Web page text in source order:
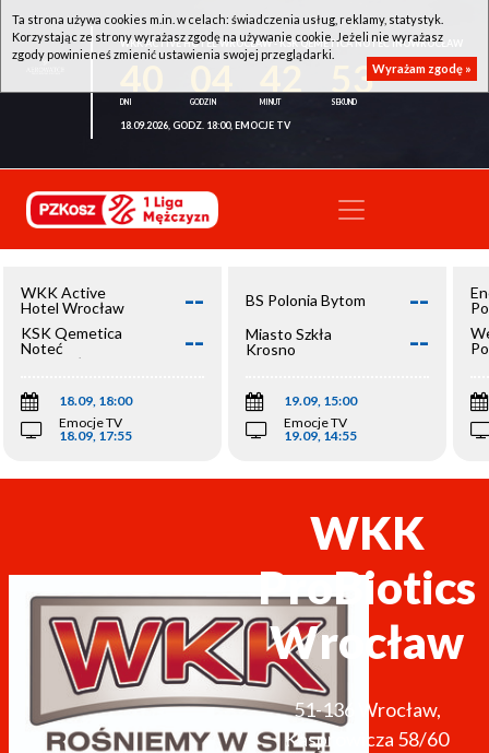
WKK ACTIVE HOTEL WROCŁAW - KSK QEMETICA NOTEĆ INOWROCŁAW
53
18.09.2026, GODZ. 18:00, EMOCJE TV
WKK Active
Hotel Wrocław
--
KSK Qemetica
Noteć
Inowrocław
--
18.09, 18:00
Emocje TV
18.09, 17:55
BS Polonia Bytom --
Miasto Szkła
Krosno
--
19.09, 15:00
Emocje TV
19.09, 14:55
WKK
ProBiotics
Wrocław
51-136 Wrocław,
Kasprowicza 58/60
Ta strona używa cookies m.in. w celach: świadczenia usług, reklamy, statystyk.
Korzystając ze strony wyrażasz zgodę na używanie cookie. Jeżeli nie wyrażasz
zgody powinieneś zmienić ustawienia swojej przeglądarki.
Wyrażam zgodę »